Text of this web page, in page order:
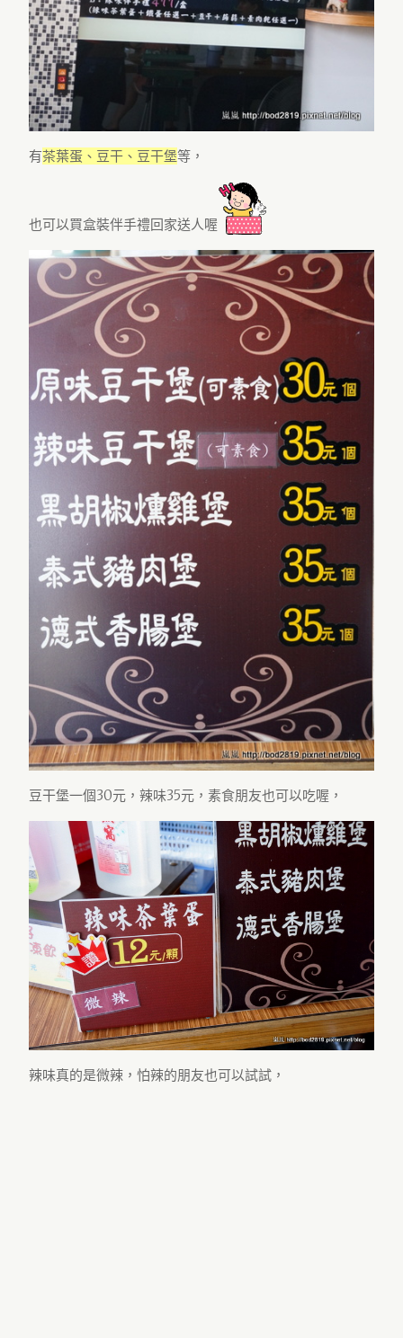
有茶葉蛋、豆干、豆干堡等，
也可以買盒裝伴手禮回家送人喔
豆干堡一個30元，辣味35元，素食朋友也可以吃喔，
辣味真的是微辣，怕辣的朋友也可以試試，